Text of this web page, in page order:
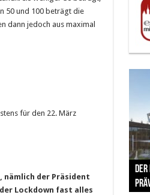
50 und 100 beträgt die
dann jedoch aus maximal
für den 22. März
nämlich der Präsident
Lockdown fast alles
The